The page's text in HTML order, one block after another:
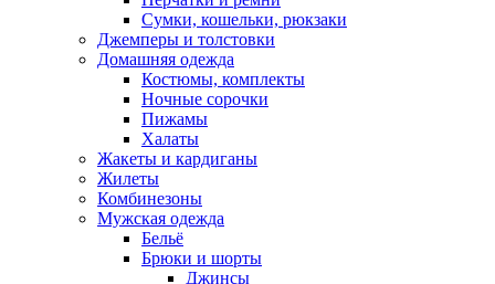
Сумки, кошельки, рюкзаки
Джемперы и толстовки
Домашняя одежда
Костюмы, комплекты
Ночные сорочки
Пижамы
Халаты
Жакеты и кардиганы
Жилеты
Комбинезоны
Мужская одежда
Бельё
Брюки и шорты
Джинсы